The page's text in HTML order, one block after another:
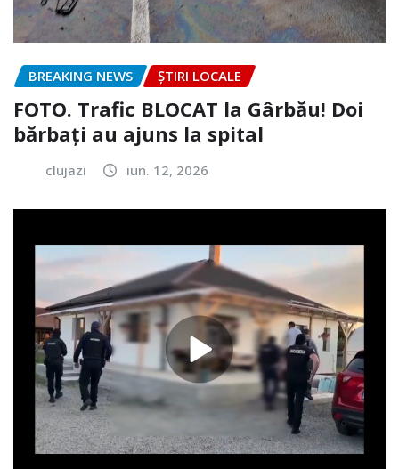
BREAKING NEWS ȘTIRI LOCALE
FOTO. Trafic BLOCAT la Gârbău! Doi
bărbați au ajuns la spital
clujazi iun. 12, 2026